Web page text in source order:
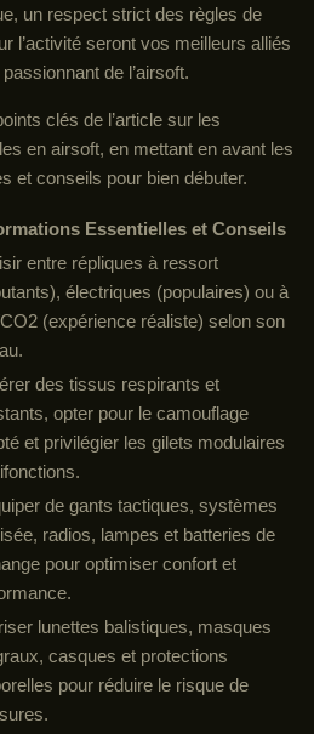
un respect strict des règles de
l’activité seront vos meilleurs alliés
de l’airsoft.
clés de l’article sur les
en airsoft, en mettant en avant les
et conseils pour bien débuter.
Essentielles et Conseils
entre répliques à ressort
électriques (populaires) ou à
(expérience réaliste) selon son
des tissus respirants et
opter pour le camouflage
et privilégier les gilets modulaires
de gants tactiques, systèmes
radios, lampes et batteries de
pour optimiser confort et
lunettes balistiques, masques
casques et protections
pour réduire le risque de